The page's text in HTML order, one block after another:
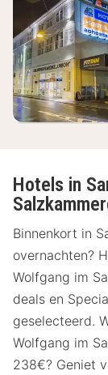
Hotels in
Binnenkort in
overnachten?
Wolfgang im
deals en
geselecteerd.
Wolfgang im
238€? Geniet